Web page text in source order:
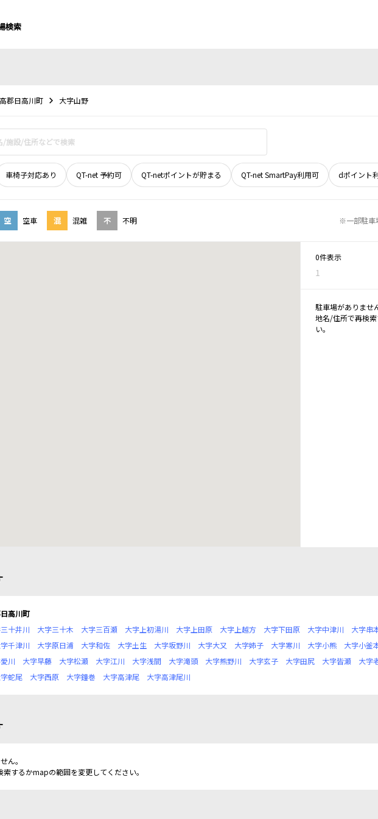
検索
郡日高川町 大字山野
車椅子対応あり QT-net 予約可 QT-netポイントが貯まる QT-net SmartPay利用可 dポイント
空 空車 混 混雑 不 不明 ※一部駐車
0件表示
1
駐車場がありませ
地名/住所で再検
い。
高川町
十井川 大字三十木 大字三百瀬 大字上初湯川 大字上田原 大字上越方 大字下田原 大字中津川 大字串
千津川 大字原日浦 大字和佐 大字土生 大字坂野川 大字大又 大字姉子 大字寒川 大字小熊 大字小釜
川 大字早藤 大字松瀬 大字江川 大字浅間 大字滝頭 大字熊野川 大字玄子 大字田尻 大字皆瀬 大字
蛇尾 大字西原 大字鐘巻 大字高津尾 大字高津尾川
ん。
するかmapの範囲を変更してください。